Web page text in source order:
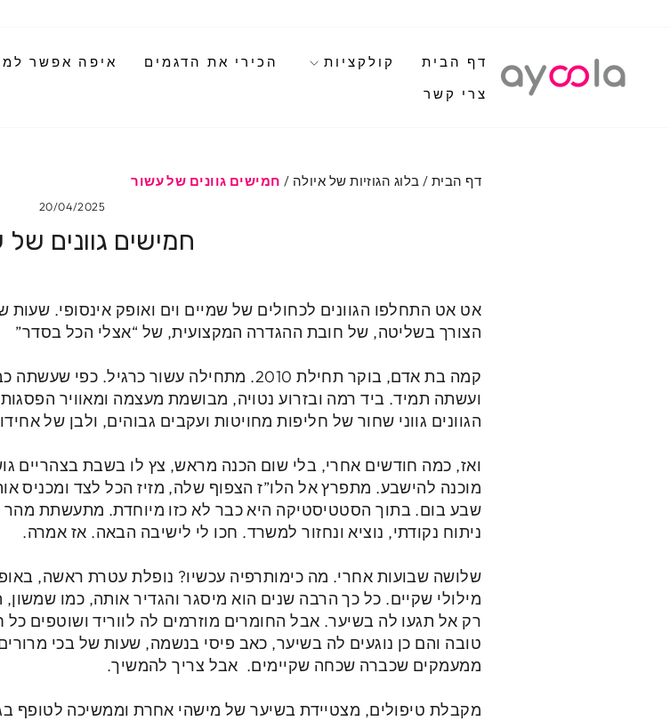
דף הבית קולקציות הכירי את הדגמים איפה אפשר
צרי קשר
דף הבית / בלוג הגוזיות של איולה / חמישים גוונים של עשור
20/04/2025
חמישים גוונים
אט אט התחלפו הגוונים לכחולים של שמיים וים ואופק אינסופי.
הצורך בשליטה, של חובת ההגדרה המקצועית, של “אצלי הכל בסדר”
קמה בת אדם, בוקר תחילת 2010. מתחילה עשור
הגוונים גווני שחור של חליפות מחויטות ועקבים גבוהים, ולבן של
ואז, כמה חודשים אחרי, בלי שום הכנה מראש, צץ לו בשבת בצהריים
מוכנה להישבע. מתפרץ אל הלו”ז הצפוף שלה, מזיז הכל לצד
שבע בום. בתוך הסטטיסטיקה היא כבר לא כזו מיוחדת. מתעשתת מהר
ניתוח נקודתי, נוציא ונחזור למשרד. חכו לי לישיבה הבאה. אז אמרה.
שלושה שבועות אחרי. מה כימותרפיה עכשיו? נופלת עטרת ראשה,
מילולי שקיים. כל כך הרבה שנים הוא מיסגר והגדיר אותה, כמו שמשון,
רק אל תגעו לה בשיער. אבל החומרים מוזרמים לה לווריד ושוטפים
טובה והם כן נוגעים לה בשיער, כאב פיסי בנשמה, שעות של בכי
ממעמקים שכברה שכחה שקיימים. אבל צריך להמשיך.
מקבלת טיפולים, מצטיידת בשיער של מישהי אחרת וממשיכה לטופף